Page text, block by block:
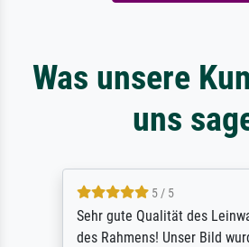
Was unsere
uns
5 / 5
Sehr gute Qualität des
des Rahmens! Unser Bild